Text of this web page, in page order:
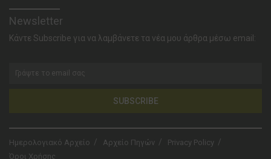
Newsletter
Κάντε Subscribe για να λαμβάνετε τα νέα μου άρθρα μέσω email:
SUBSCRIBE
Ημερολογιακό Αρχείο Αρχείο Πηγών
Privacy Policy
Όροι Χρήσης